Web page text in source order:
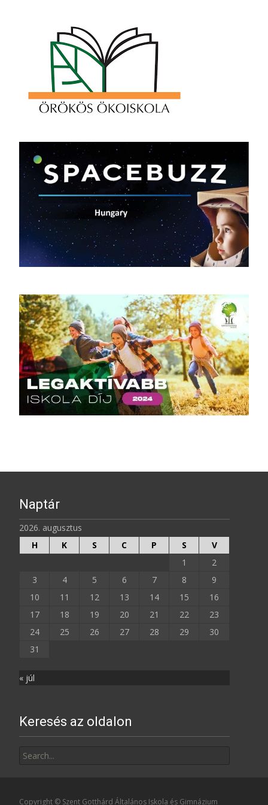
Naptár
2026. augusztus
H
K S C P S
V
1
2
3
4 5 6 7 8
9
10
11 12 13 14 15
16
17
18 19 20 21 22
23
24
25 26 27 28 29
30
31
« júl
Keresés az oldalon
for:
Copyright © Szent Gotthárd Általános Iskola és Gimnázium